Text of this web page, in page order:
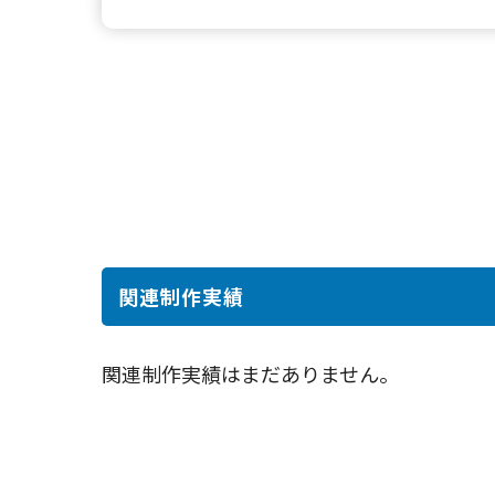
関連制作実績
関連制作実績はまだありません。